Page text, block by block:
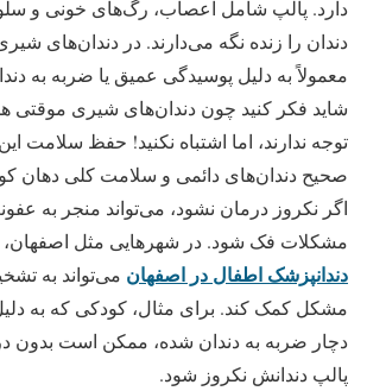
دارد. پالپ شامل اعصاب، رگ‌های خونی و
دندان را زنده نگه می‌دارند. در دندان‌های
معمولاً به دلیل پوسیدگی عمیق یا ضربه به
شاید فکر کنید چون دندان‌های شیری موقتی
توجه ندارند، اما اشتباه نکنید! حفظ سلامت
صحیح دندان‌های دائمی و سلامت کلی
اگر نکروز درمان نشود، می‌تواند منجر به
مشکلات فک شود. در شهرهایی مثل
دندانپزشک اطفال در اصفهان می‌تواند به
مشکل کمک کند. برای مثال، کودکی که به
دچار ضربه به دندان شده، ممکن است بدون
پالپ دندانش نکروز شود.